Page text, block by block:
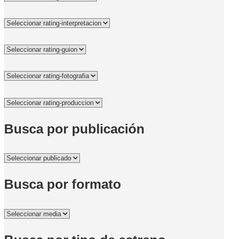
Busca por publicación
Busca por formato